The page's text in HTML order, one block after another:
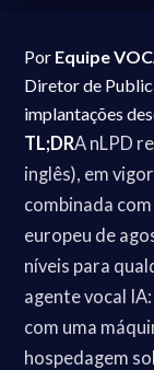
Por Equipe
Diretor de
implantações
TL;DRA nLPD
inglês), em
combinada
europeu de
níveis para
agente vocal
com uma
hospedagem